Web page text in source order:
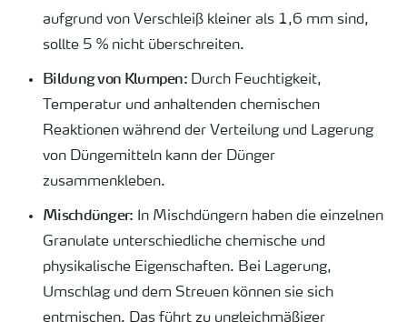
aufgrund von Verschleiß kleiner als 1,6 mm sind,
sollte 5 % nicht überschreiten.
Bildung von Klumpen: Durch Feuchtigkeit,
Temperatur und anhaltenden chemischen
Reaktionen während der Verteilung und Lagerung
von Düngemitteln kann der Dünger
zusammenkleben.
Mischdünger: In Mischdüngern haben die einzelnen
Granulate unterschiedliche chemische und
physikalische Eigenschaften. Bei Lagerung,
Umschlag und dem Streuen können sie sich
entmischen. Das führt zu ungleichmäßiger